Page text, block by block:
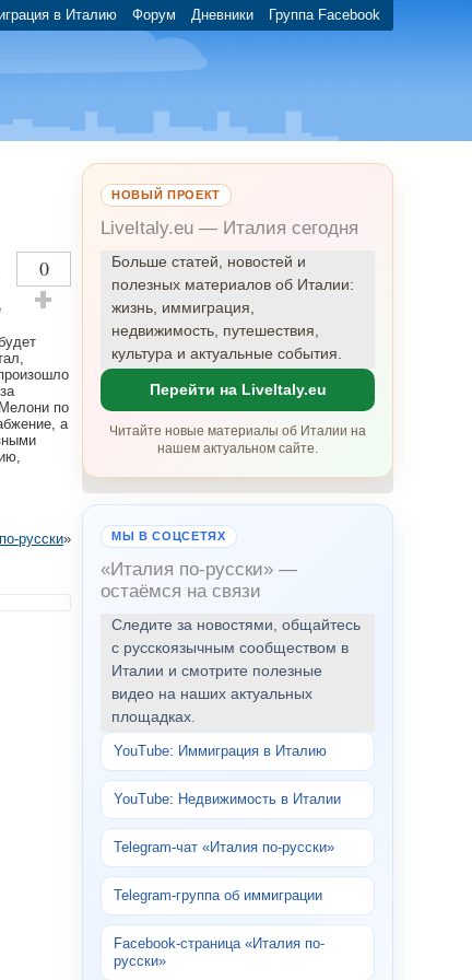
в Италию Форум Дневники Группа Facebook
0
по
а
русски»
НОВЫЙ ПРОЕКТ
LiveItaly.eu — Италия сегодня
Больше статей, новостей и
полезных материалов об Италии:
жизнь, иммиграция,
недвижимость, путешествия,
культура и актуальные события.
Перейти на LiveItaly.eu
Читайте новые материалы об Италии на
нашем актуальном сайте.
МЫ В СОЦСЕТЯХ
«Италия по-русски» —
остаёмся на связи
Следите за новостями, общайтесь
с русскоязычным сообществом в
Италии и смотрите полезные
видео на наших актуальных
площадках.
YouTube: Иммиграция в Италию
YouTube: Недвижимость в Италии
Telegram-чат «Италия по-русски»
Telegram-группа об иммиграции
Facebook-страница «Италия по-
русски»